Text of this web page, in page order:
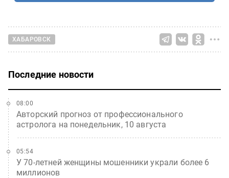
ХАБАРОВСК
Последние новости
Авторский прогноз от профессионального
астролога на понедельник, 10 августа
08:00
У 70-летней женщины мошенники украли более 6
миллионов
05:54